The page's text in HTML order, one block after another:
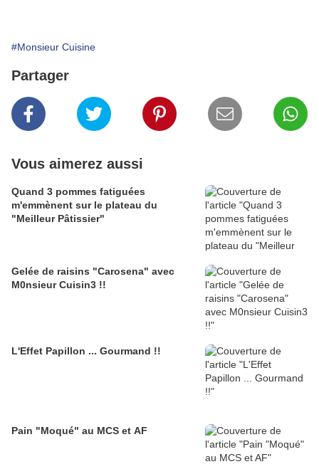
#Monsieur Cuisine
Partager
Vous aimerez aussi
Quand 3 pommes fatiguées
m'emmènent sur le plateau du
"Meilleur Pâtissier"
Gelée de raisins "Carosena" avec
M0nsieur Cuisin3 !!
L'Effet Papillon ... Gourmand !!
Pain "Moqué" au MCS et AF